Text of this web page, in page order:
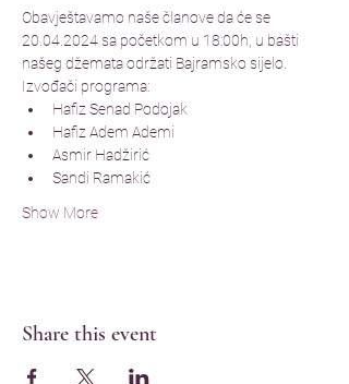
Obavještavamo naše članove da će se
20.04.2024 sa početkom u 18:00h, u bašti
našeg džemata održati Bajramsko sijelo.
Izvođači programa:
Hafiz Senad Podojak
Hafiz Adem Ademi
Asmir Hadžirić
Sandi Ramakić
Show More
Share this event